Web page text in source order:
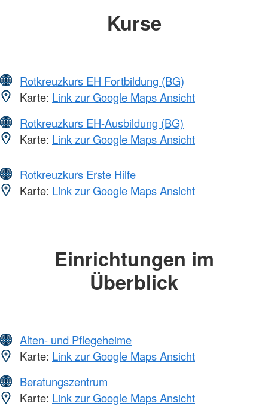
Kurse
Rotkreuzkurs EH Fortbildung (BG)
Karte: Link zur Google Maps Ansicht
Rotkreuzkurs EH-Ausbildung (BG)
Karte: Link zur Google Maps Ansicht
Rotkreuzkurs Erste Hilfe
Karte: Link zur Google Maps Ansicht
Einrichtungen im
Überblick
Alten- und Pflegeheime
Karte: Link zur Google Maps Ansicht
Beratungszentrum
Karte: Link zur Google Maps Ansicht